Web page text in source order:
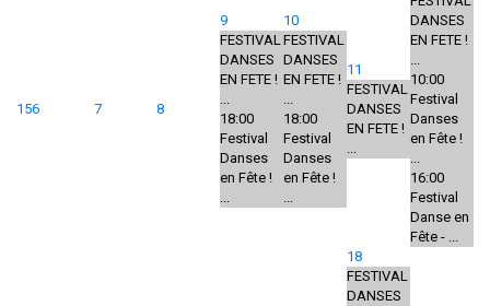
156 7 8
9
FESTIVAL
DANSES
EN FETE !
...
18:00
Festival
Danses
en Fête !
...
10
FESTIVAL
DANSES
EN FETE !
...
18:00
Festival
Danses
en Fête !
...
11
FESTIVAL
DANSES
EN FETE !
...
DANSES
EN FETE !
...
10:00
Festival
Danses
en Fête !
...
16:00
Festival
Danse en
Fête - ...
18
FESTIVAL
DANSES